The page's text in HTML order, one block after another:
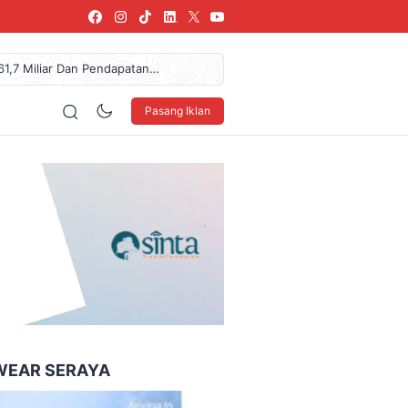
Miliar Dan Pendapatan
Ke XXXV Di Makassar
Donasi Rp36,57 Juta
SPPG Karangturi
Pasang Iklan
SERAYA